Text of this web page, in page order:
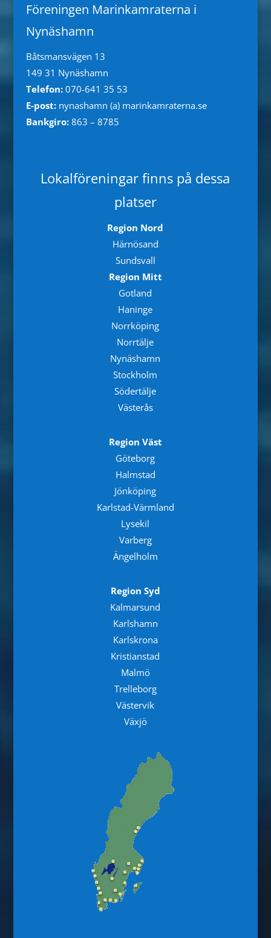
Föreningen Marinkamraterna i
Nynäshamn
Båtsmansvägen 13
149 31 Nynäshamn
Telefon: 070-641 35 53
E-post:nynashamn (a) marinkamraterna.se
Bankgiro:863 – 8785
Lokalföreningar finns på dessa
platser
Region Nord
Härnösand
Sundsvall
Region Mitt
Gotland
Haninge
Norrköping
Norrtälje
Nynäshamn
Stockholm
Södertälje
Västerås
Region Väst
Göteborg
Halmstad
Jönköping
Karlstad-Värmland
Lysekil
Varberg
Ängelholm
Region Syd
Kalmarsund
Karlshamn
Karlskrona
Kristianstad
Malmö
Trelleborg
Västervik
Växjö